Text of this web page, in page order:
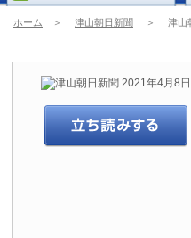
ホーム ＞ 津山朝日新聞 ＞ 津山